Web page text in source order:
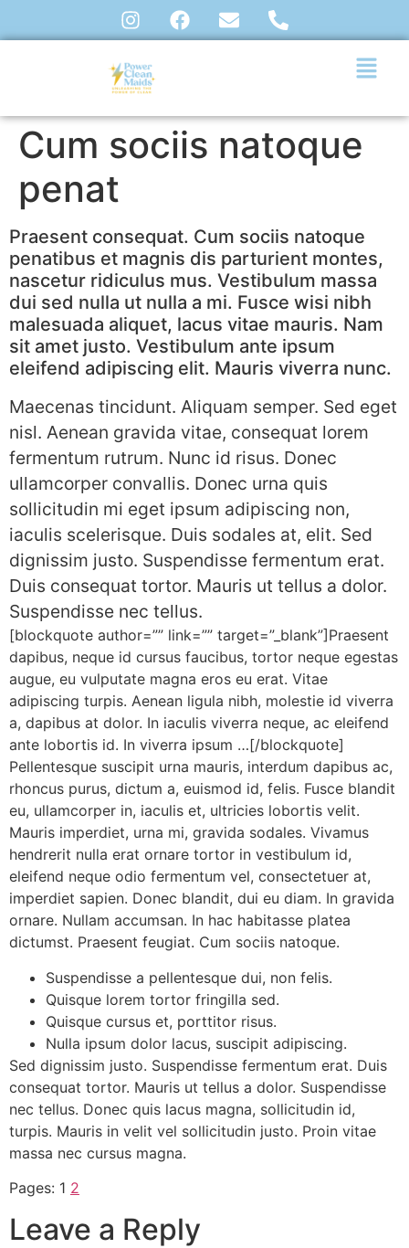
Cum sociis natoque
penat
Praesent consequat. Cum sociis natoque
penatibus et magnis dis parturient montes,
nascetur ridiculus mus. Vestibulum massa
dui sed nulla ut nulla a mi. Fusce wisi nibh
malesuada aliquet, lacus vitae mauris. Nam
sit amet justo. Vestibulum ante ipsum
eleifend adipiscing elit. Mauris viverra nunc.
Maecenas tincidunt. Aliquam semper. Sed eget
nisl. Aenean gravida vitae, consequat lorem
fermentum rutrum. Nunc id risus. Donec
ullamcorper convallis. Donec urna quis
sollicitudin mi eget ipsum adipiscing non,
iaculis scelerisque. Duis sodales at, elit. Sed
dignissim justo. Suspendisse fermentum erat.
Duis consequat tortor. Mauris ut tellus a dolor.
Suspendisse nec tellus.
[blockquote author=”” link=”” target=”_blank”]Praesent
dapibus, neque id cursus faucibus, tortor neque egestas
augue, eu vulputate magna eros eu erat. Vitae
adipiscing turpis. Aenean ligula nibh, molestie id viverra
a, dapibus at dolor. In iaculis viverra neque, ac eleifend
ante lobortis id. In viverra ipsum …[/blockquote]
Pellentesque suscipit urna mauris, interdum dapibus ac,
rhoncus purus, dictum a, euismod id, felis. Fusce blandit
eu, ullamcorper in, iaculis et, ultricies lobortis velit.
Mauris imperdiet, urna mi, gravida sodales. Vivamus
hendrerit nulla erat ornare tortor in vestibulum id,
eleifend neque odio fermentum vel, consectetuer at,
imperdiet sapien. Donec blandit, dui eu diam. In gravida
ornare. Nullam accumsan. In hac habitasse platea
dictumst. Praesent feugiat. Cum sociis natoque.
Suspendisse a pellentesque dui, non felis.
Quisque lorem tortor fringilla sed.
Quisque cursus et, porttitor risus.
Nulla ipsum dolor lacus, suscipit adipiscing.
Sed dignissim justo. Suspendisse fermentum erat. Duis
consequat tortor. Mauris ut tellus a dolor. Suspendisse
nec tellus. Donec quis lacus magna, sollicitudin id,
turpis. Mauris in velit vel sollicitudin justo. Proin vitae
massa nec cursus magna.
Pages: 1 2
Leave a Reply